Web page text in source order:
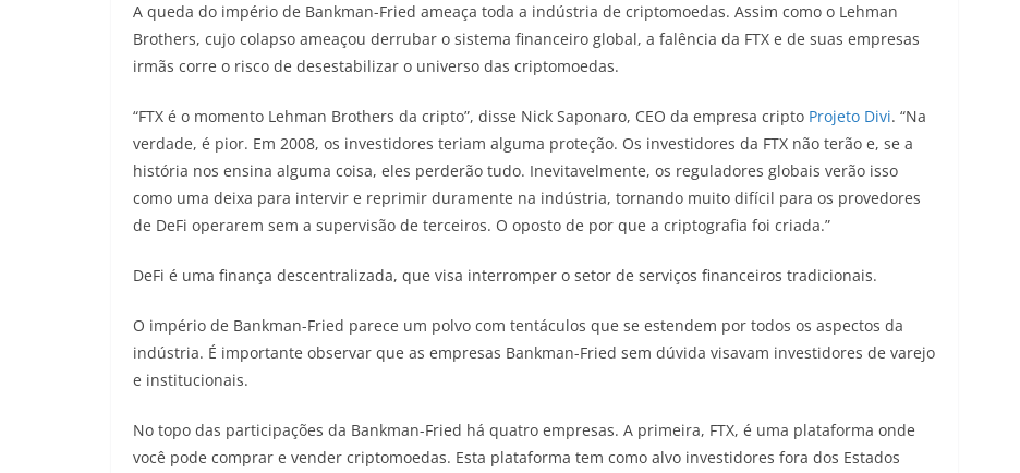
A queda do império de Bankman-Fried ameaça toda a indústria de criptomoedas. Assim como o Lehman
Brothers, cujo colapso ameaçou derrubar o sistema financeiro global, a falência da FTX e de suas empresas
irmãs corre o risco de desestabilizar o universo das criptomoedas.
“FTX é o momento Lehman Brothers da cripto”, disse Nick Saponaro, CEO da empresa cripto Projeto Divi. “Na
verdade, é pior. Em 2008, os investidores teriam alguma proteção. Os investidores da FTX não terão e, se a
história nos ensina alguma coisa, eles perderão tudo. Inevitavelmente, os reguladores globais verão isso
como uma deixa para intervir e reprimir duramente na indústria, tornando muito difícil para os provedores
de DeFi operarem sem a supervisão de terceiros. O oposto de por que a criptografia foi criada.”
DeFi é uma finança descentralizada, que visa interromper o setor de serviços financeiros tradicionais.
O império de Bankman-Fried parece um polvo com tentáculos que se estendem por todos os aspectos da
indústria. É importante observar que as empresas Bankman-Fried sem dúvida visavam investidores de varejo
e institucionais.
No topo das participações da Bankman-Fried há quatro empresas. A primeira, FTX, é uma plataforma onde
você pode comprar e vender criptomoedas. Esta plataforma tem como alvo investidores fora dos Estados